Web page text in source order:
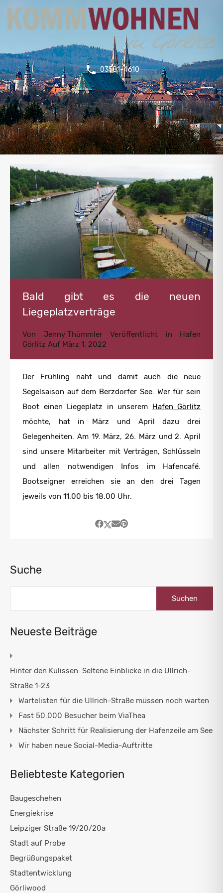
03581-4610
Bald gibt es die neuen
Liegeplatzverträge
Von Jenny ThümmlerVeröffentlicht in Hafen
Görlitz Auf März 1, 2022
Der Frühling naht und damit auch die neue
Segelsaison auf dem Berzdorfer See. Wer für sein
Boot einen Liegeplatz in unserem Hafen Görlitz
möchte, hat in März und April dazu drei
Gelegenheiten. Am 19. März, 26. März und 2. April
sind unsere Mitarbeiter mit Verträgen, Schlüsseln
und allen notwendigen Infos im Hafencafé.
Bootseigner erreichen sie an den drei Tagen
jeweils von 11.00 bis 18.00 Uhr.
Suche
nach:
Neueste Beiträge
Hinter den Kulissen: Seltene Einblicke in die Ullrich-
Straße 1-23
Wartelisten für die Ullrich-Straße müssen noch warten
Fast 50.000 Besucher beim ViaThea
Nächster Schritt für Realisierung der Hafenzeile am See
Wir haben neue Social-Media-Auftritte
Beliebteste Kategorien
Baugeschehen
Energiekrise
Leipziger Straße 19/20/20a
Stadt auf Probe
Begrüßungspaket
Stadtentwicklung
Görliwood